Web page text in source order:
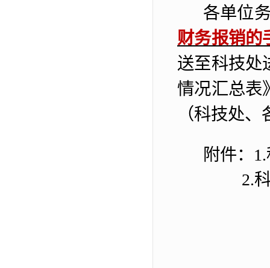
各单位
财务报销的
送至科技处
情况汇总表
（科技处、
附件： 1.
2.